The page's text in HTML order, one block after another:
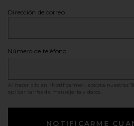
Dirección de correo
Número de teléfono
Al hacer clic en «Notificarme», acepta nuestras
aplicar tarifas de mensajería y datos.
NOTIFICARME